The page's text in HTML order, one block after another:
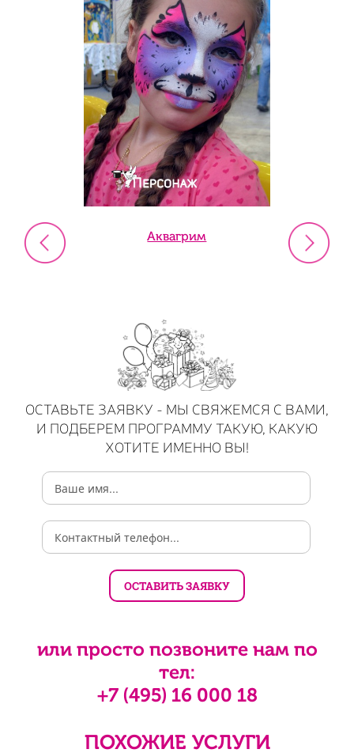
Аквагрим
ОСТАВЬТЕ ЗАЯВКУ - МЫ СВЯЖЕМСЯ С ВАМИ,
И ПОДБЕРЕМ ПРОГРАММУ ТАКУЮ, КАКУЮ
ХОТИТЕ ИМЕННО ВЫ!
или просто позвоните нам по
тел:
+7 (495) 16 000 18
ПОХОЖИЕ УСЛУГИ